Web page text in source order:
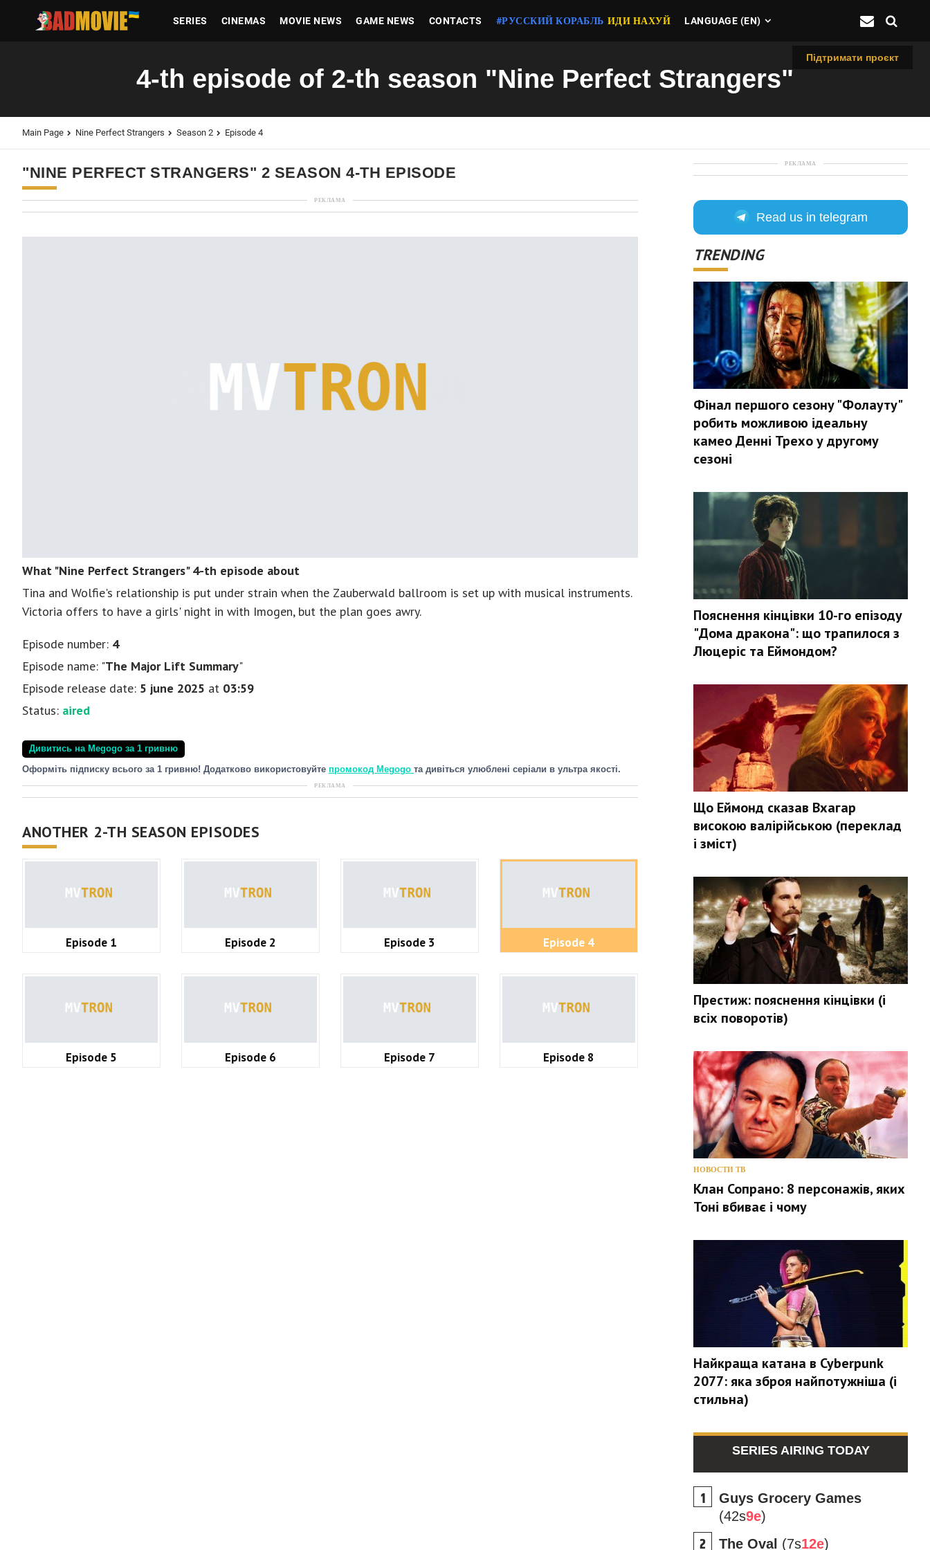
SERIES CINEMAS MOVIE NEWS GAME NEWS CONTACTS #РУССКИЙ КОРАБЛЬ ИДИ НАХУЙ LANGUAGE (EN)
Підтримати проєкт
4-th episode of 2-th season "Nine Perfect Strangers"
Main Page Nine Perfect Strangers Season 2 Episode 4
"NINE PERFECT STRANGERS" 2 SEASON 4-TH EPISODE
РЕКЛАМА
What "Nine Perfect Strangers" 4-th episode about
Tina and Wolfie's relationship is put under strain when the Zauberwald ballroom is set up with musical instruments.
Victoria offers to have a girls' night in with Imogen, but the plan goes awry.
Episode number: 4
Episode name: "The Major Lift Summary"
Episode release date: 5 june 2025 at 03:59
Status: aired
Дивитись на Megogo за 1 гривню
Оформіть підписку всього за 1 гривню! Додатково використовуйте промокод Megogo та дивіться улюблені серіали в ультра якості.
РЕКЛАМА
ANOTHER 2-TH SEASON EPISODES
Episode 1 Episode 2 Episode 3 Episode 4
Episode 5 Episode 6 Episode 7 Episode 8
РЕКЛАМА
Read us in telegram
TRENDING
Фінал першого сезону "Фолауту"
робить можливою ідеальну
камео Денні Трехо у другому
сезоні
Пояснення кінцівки 10-го епізоду
"Дома дракона": що трапилося з
Люцеріс та Еймондом?
Що Еймонд сказав Вхагар
високою валірійською (переклад
і зміст)
Престиж: пояснення кінцівки (і
всіх поворотів)
НОВОСТИ ТВ
Клан Сопрано: 8 персонажів, яких
Тоні вбиває і чому
Найкраща катана в Cyberpunk
2077: яка зброя найпотужніша (і
стильна)
SERIES AIRING TODAY
Guys Grocery Games
(42s9e)
The Oval (7s12e)